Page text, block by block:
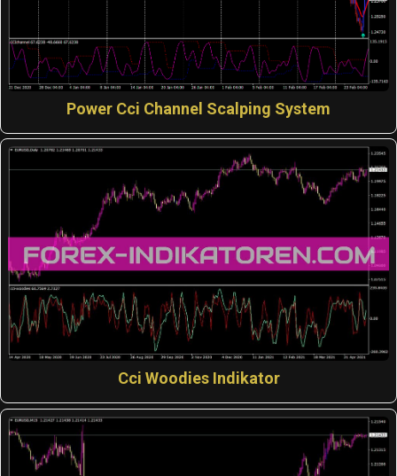
Power Cci Channel Scalping System
Cci Woodies Indikator